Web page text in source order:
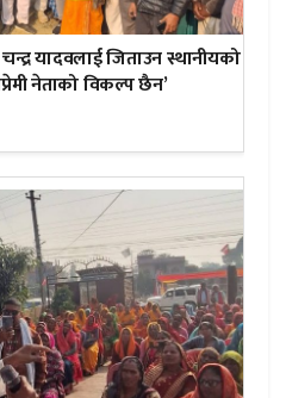
यादवलाई जिताउन स्थानीयको
नेताको विकल्प छैन’